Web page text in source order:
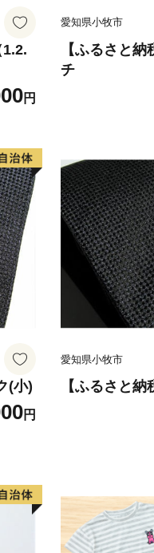
・直七といった柑橘類は、
として各地に発信してい
業者である「竹内明太郎
大きな影響を与えた偉
込めて育てた特産品や他
方にお届けできるよう頑
ろしくお願いします！
円
愛知県小牧市
【ふるさと
チ
(小)
円
愛知県小牧市
【ふるさと